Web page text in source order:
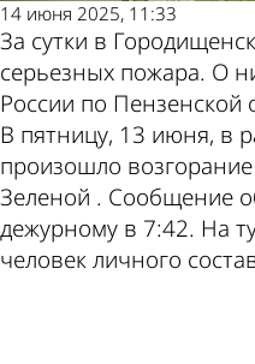
14 июня 2025, 11:33
За сутки в
серьезных пожара. О
России по Пензенской
В пятницу, 13 июня, в
произошло
Зеленой . Сообщение
дежурному в 7:42. На
человек личного